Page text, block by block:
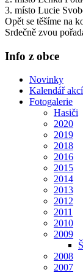
3. místo Lucie
Opět se těšíme na
Srdečně zvou
Info z obce
Novinky
Kalendář akcí
Fotogalerie
Hasiči
2020
2019
2018
2016
2015
2014
2013
2012
2011
2010
2009
2008
2007